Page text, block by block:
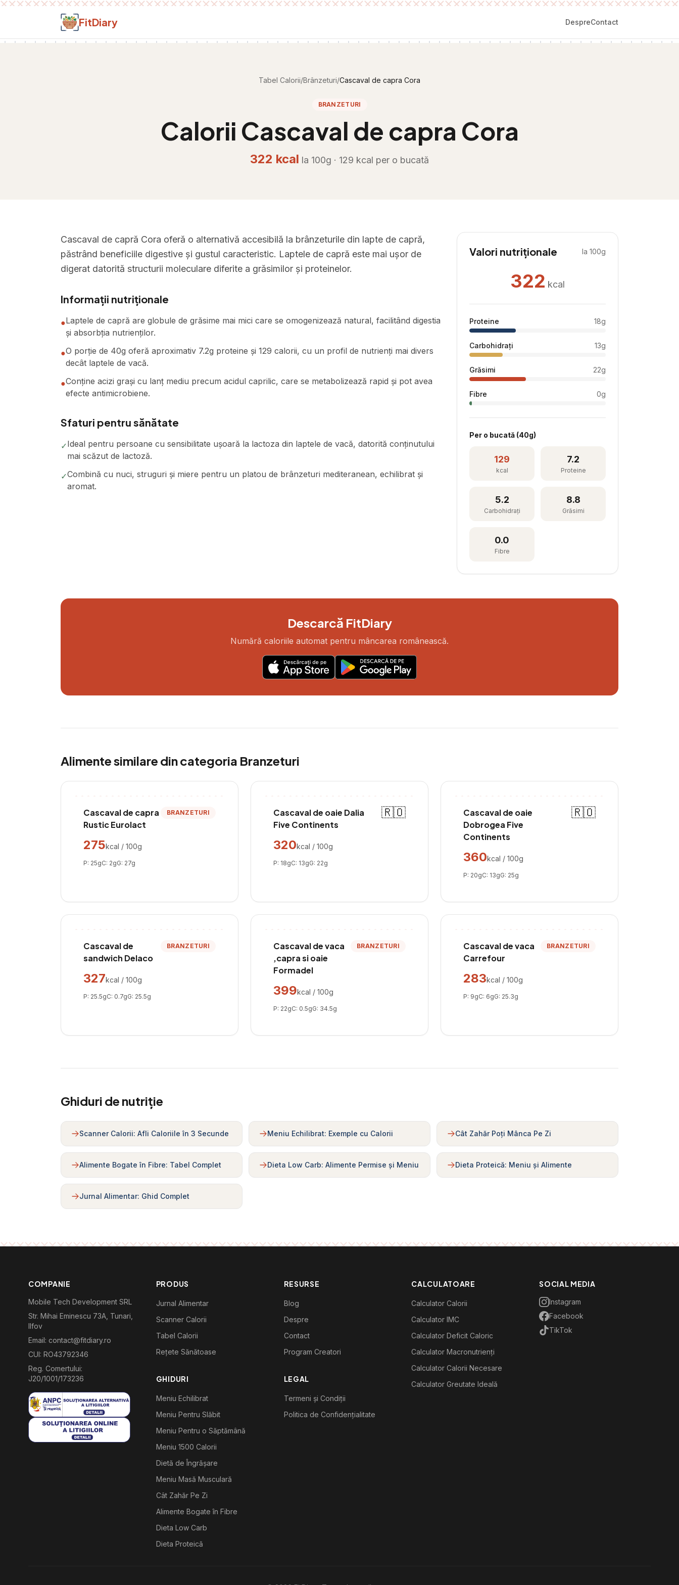
Salt la conținut
FitDiary DespreContact
Tabel Calorii/Brânzeturi/Cascaval de capra Cora
BRANZETURI
Calorii Cascaval de capra Cora
322 kcal la 100g · 129 kcal per o bucată
Cascaval de capră Cora oferă o alternativă accesibilă la brânzeturile din lapte de capră,
păstrând beneficiile digestive și gustul caracteristic. Laptele de capră este mai ușor de
digerat datorită structurii moleculare diferite a grăsimilor și proteinelor.
Informații nutriționale
●Laptele de capră are globule de grăsime mai mici care se omogenizează natural, facilitând digestia
și absorbția nutrienților.
●O porție de 40g oferă aproximativ 7.2g proteine și 129 calorii, cu un profil de nutrienți mai divers
decât laptele de vacă.
●Conține acizi grași cu lanț mediu precum acidul caprilic, care se metabolizează rapid și pot avea
efecte antimicrobiene.
Sfaturi pentru sănătate
✓Ideal pentru persoane cu sensibilitate ușoară la lactoza din laptele de vacă, datorită conținutului
mai scăzut de lactoză.
✓Combină cu nuci, struguri și miere pentru un platou de brânzeturi mediteranean, echilibrat și
aromat.
Valori nutriționale la 100g
322 kcal
Proteine 18g
Carbohidrați 13g
Grăsimi 22g
Fibre 0g
Per o bucată (40g)
129
kcal
7.2
Proteine
5.2
Carbohidrați
8.8
Grăsimi
0.0
Fibre
Descarcă FitDiary
Numără caloriile automat pentru mâncarea românească.
Alimente similare din categoria Branzeturi
Cascaval de capra
Rustic Eurolact
BRANZETURI
275kcal / 100g
P: 25gC: 2gG: 27g
Cascaval de oaie Dalia
Five Continents
🇷🇴
320kcal / 100g
P: 18gC: 13gG: 22g
Cascaval de oaie
Dobrogea Five
Continents
🇷🇴
360kcal / 100g
P: 20gC: 13gG: 25g
Cascaval de
sandwich Delaco
BRANZETURI
327kcal / 100g
P: 25.5gC: 0.7gG: 25.5g
Cascaval de vaca
,capra si oaie
Formadel
BRANZETURI
399kcal / 100g
P: 22gC: 0.5gG: 34.5g
Cascaval de vaca
Carrefour
BRANZETURI
283kcal / 100g
P: 9gC: 6gG: 25.3g
Ghiduri de nutriție
Scanner Calorii: Afli Caloriile în 3 Secunde Meniu Echilibrat: Exemple cu Calorii Cât Zahăr Poți Mânca Pe Zi
Alimente Bogate în Fibre: Tabel Complet Dieta Low Carb: Alimente Permise și Meniu Dieta Proteică: Meniu și Alimente
Jurnal Alimentar: Ghid Complet
COMPANIE
Mobile Tech Development SRL
Str. Mihai Eminescu 73A, Tunari,
Ilfov
Email: contact@fitdiary.ro
CUI: RO43792346
Reg. Comertului:
J20/1001/173236
PRODUS
Jurnal Alimentar
Scanner Calorii
Tabel Calorii
Rețete Sănătoase
GHIDURI
Meniu Echilibrat
Meniu Pentru Slăbit
Meniu Pentru o Săptămână
Meniu 1500 Calorii
Dietă de Îngrășare
Meniu Masă Musculară
Cât Zahăr Pe Zi
Alimente Bogate în Fibre
Dieta Low Carb
Dieta Proteică
RESURSE
Blog
Despre
Contact
Program Creatori
LEGAL
Termeni și Condiții
Politica de Confidențialitate
CALCULATOARE
Calculator Calorii
Calculator IMC
Calculator Deficit Caloric
Calculator Macronutrienți
Calculator Calorii Necesare
Calculator Greutate Ideală
SOCIAL MEDIA
Instagram
Facebook
TikTok